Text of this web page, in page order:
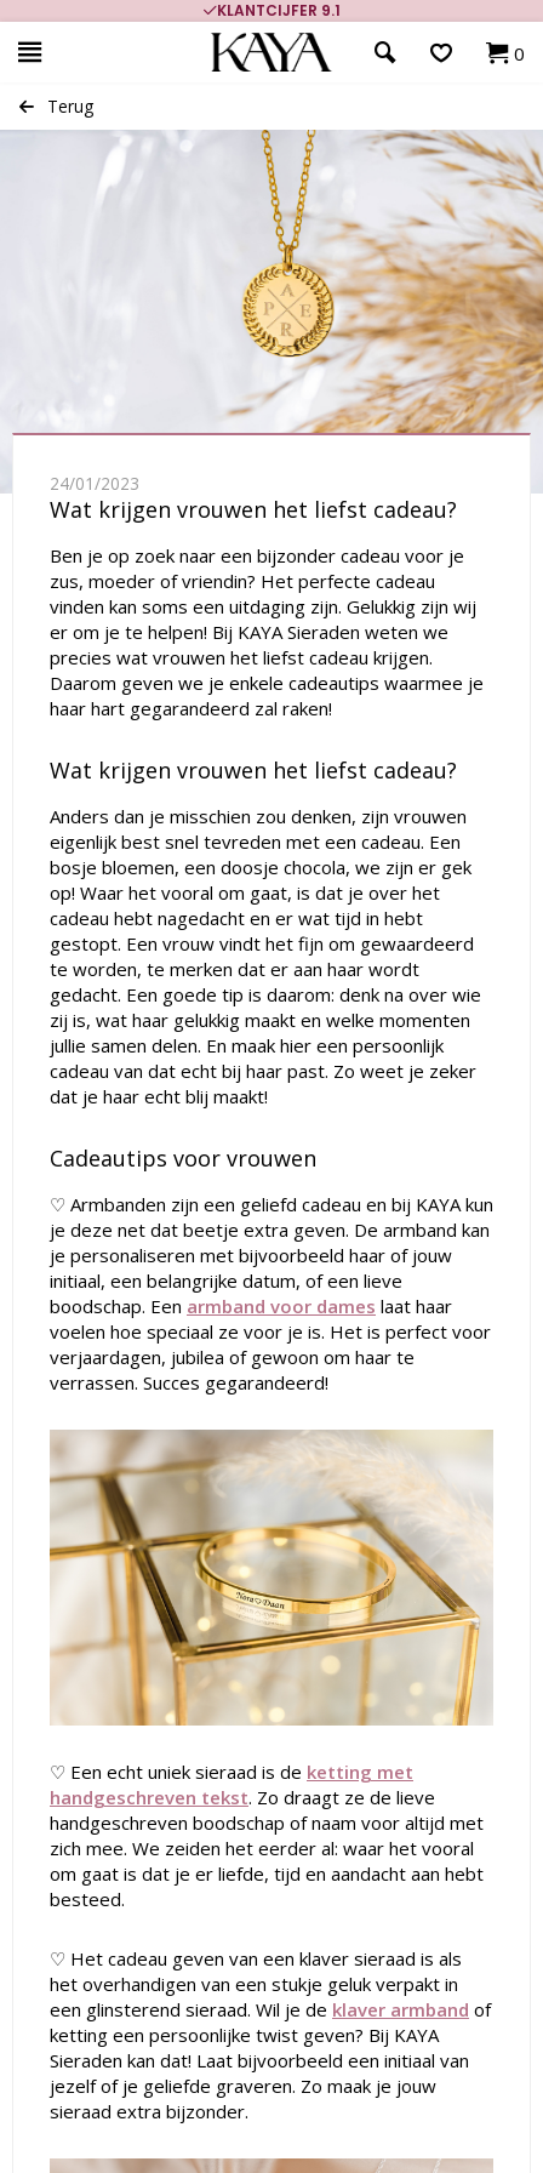
KLANTCIJFER 9.1
0
Terug
24/01/2023
Wat krijgen vrouwen het liefst cadeau?
Ben je op zoek naar een bijzonder cadeau voor je
zus, moeder of vriendin? Het perfecte cadeau
vinden kan soms een uitdaging zijn. Gelukkig zijn wij
er om je te helpen! Bij KAYA Sieraden weten we
precies wat vrouwen het liefst cadeau krijgen.
Daarom geven we je enkele cadeautips waarmee je
haar hart gegarandeerd zal raken!
Wat krijgen vrouwen het liefst cadeau?
Anders dan je misschien zou denken, zijn vrouwen
eigenlijk best snel tevreden met een cadeau. Een
bosje bloemen, een doosje chocola, we zijn er gek
op! Waar het vooral om gaat, is dat je over het
cadeau hebt nagedacht en er wat tijd in hebt
gestopt. Een vrouw vindt het fijn om gewaardeerd
te worden, te merken dat er aan haar wordt
gedacht. Een goede tip is daarom: denk na over wie
zij is, wat haar gelukkig maakt en welke momenten
jullie samen delen. En maak hier een persoonlijk
cadeau van dat echt bij haar past. Zo weet je zeker
dat je haar echt blij maakt!
Cadeautips voor vrouwen
♡ Armbanden zijn een geliefd cadeau en bij KAYA kun
je deze net dat beetje extra geven. De armband kan
je personaliseren met bijvoorbeeld haar of jouw
initiaal, een belangrijke datum, of een lieve
boodschap. Een armband voor dames laat haar
voelen hoe speciaal ze voor je is. Het is perfect voor
verjaardagen, jubilea of gewoon om haar te
verrassen. Succes gegarandeerd!
♡ Een echt uniek sieraad is de ketting met
handgeschreven tekst. Zo draagt ze de lieve
handgeschreven boodschap of naam voor altijd met
zich mee. We zeiden het eerder al: waar het vooral
om gaat is dat je er liefde, tijd en aandacht aan hebt
besteed.
♡ Het cadeau geven van een klaver sieraad is als
het overhandigen van een stukje geluk verpakt in
een glinsterend sieraad. Wil je de klaver armband of
ketting een persoonlijke twist geven? Bij KAYA
Sieraden kan dat! Laat bijvoorbeeld een initiaal van
jezelf of je geliefde graveren. Zo maak je jouw
sieraad extra bijzonder.